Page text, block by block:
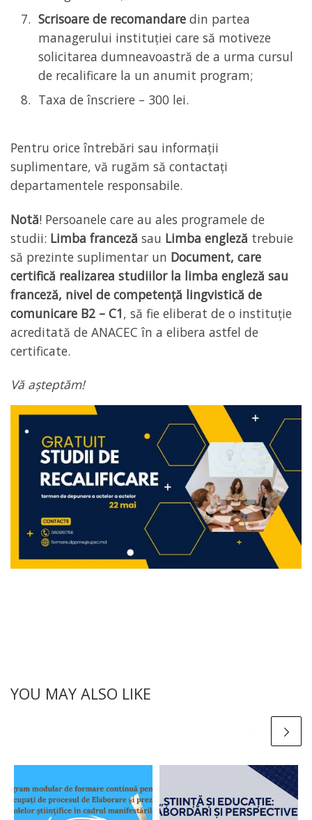
Scrisoare de recomandare din partea
managerului instituției care să motiveze
solicitarea dumneavoastră de a urma cursul
de recalificare la un anumit program;
Taxa de înscriere – 300 lei.
Pentru orice întrebări sau informații
suplimentare, vă rugăm să contactați
departamentele responsabile.
Notă! Persoanele care au ales programele de
studii: Limba franceză sau Limba engleză trebuie
să prezinte suplimentar un Document, care
certifică realizarea studiilor la limba engleză sau
franceză, nivel de competență lingvistică de
comunicare B2 – C1, să fie eliberat de o instituție
acreditată de ANACEC în a elibera astfel de
certificate.
Vă așteptăm!
YOU MAY ALSO LIKE